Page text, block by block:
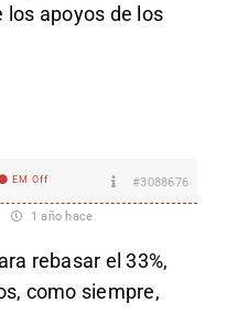
los apoyos de los
EM Off #3088676
1 año hace
rebasar el 33%,
como siempre,